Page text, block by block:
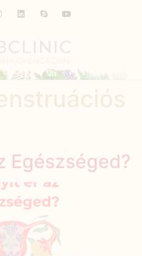
Egészséged?